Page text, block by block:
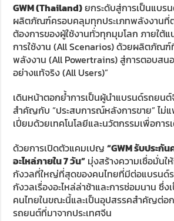
GWM (Thailand)ยกระดับสู่การเป็นแบร
ผลิตภัณฑ์ครอบคลุมทุกประเภทพลังงานที่
ต้องการของผู้ใช้งานทั่วทุกมุมโลก ภายใต้
การใช้งาน (All Scenarios) ด้วยผลิตภัณ
พลังงาน (All Powertrains) สู่การตอบสน
อย่างแท้จริง (All Users)”
เดินหน้าตอกย้ำการเป็นผู้นำแบรนด์รถยน
สำคัญกับ “ประสบการณ์หลังการขาย” ไ
เปี่ยมด้วยเทคโนโลยีและนวัตกรรมเพื่อกา
ด้วยการเปิดตัวแคมเปญ“GWMรับประกั
อะไหล่ภายใน7วัน” มุ่งสร้างความเชื่อมั่น
กังวลที่ใหญ่ที่สุดของคนไทยที่มีต่อแบรนด์
กังวลเรื่องอะไหล่ล่าช้าและการซ่อมนาน ซึ่ง
คนไทยในขณะนี้และเป็นอุปสรรคสำคัญต่อก
รถยนต์ที่มาจากประเทศจีน